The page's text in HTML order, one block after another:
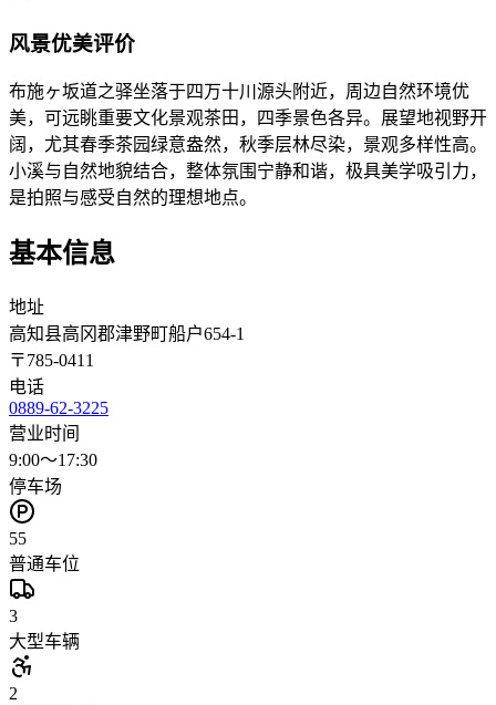
风景优美评价
布施ヶ坂道之驿坐落于四万十川源头附近，周边自然环境优
美，可远眺重要文化景观茶田，四季景色各异。展望地视野开
阔，尤其春季茶园绿意盎然，秋季层林尽染，景观多样性高。
小溪与自然地貌结合，整体氛围宁静和谐，极具美学吸引力，
是拍照与感受自然的理想地点。
基本信息
地址
高知县高冈郡津野町船户654-1
〒785-0411
电话
0889-62-3225
营业时间
9:00～17:30
停车场
55
普通车位
3
大型车辆
2